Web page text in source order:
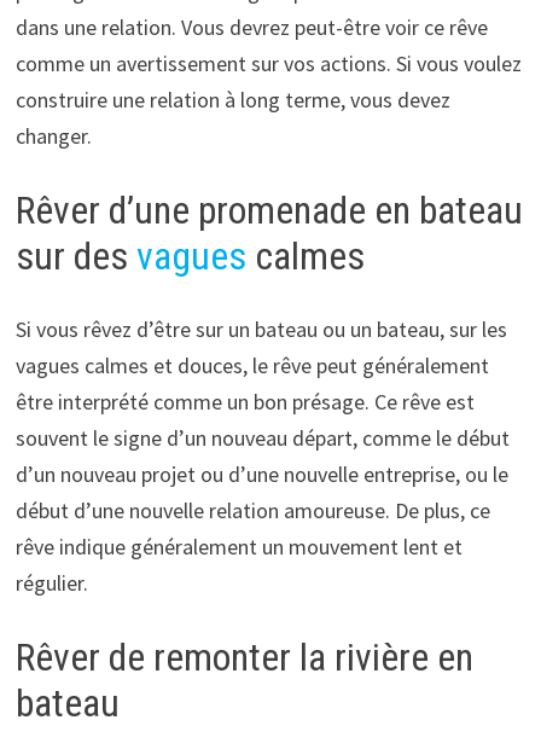
dans une relation. Vous devrez peut-être voir ce rêve
comme un avertissement sur vos actions. Si vous voulez
construire une relation à long terme, vous devez
changer.
Rêver d’une promenade en bateau
sur des vagues calmes
Si vous rêvez d’être sur un bateau ou un bateau, sur les
vagues calmes et douces, le rêve peut généralement
être interprété comme un bon présage. Ce rêve est
souvent le signe d’un nouveau départ, comme le début
d’un nouveau projet ou d’une nouvelle entreprise, ou le
début d’une nouvelle relation amoureuse. De plus, ce
rêve indique généralement un mouvement lent et
régulier.
Rêver de remonter la rivière en
bateau